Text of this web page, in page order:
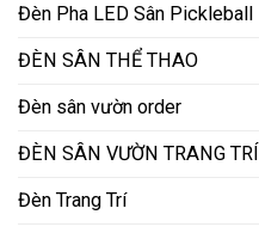
Đèn Pha LED Sân Pickleball
ĐÈN SÂN THỂ THAO
Đèn sân vườn order
ĐÈN SÂN VƯỜN TRANG TRÍ
Đèn Trang Trí